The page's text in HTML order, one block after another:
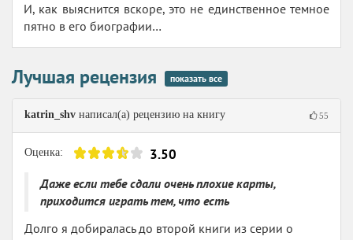
И, как выяснится вскоре, это не единственное темное
пятно в его биографии…
Лучшая рецензия показать все
katrin_shv написал(а) рецензию на книгу 55
Оценка: 3.50
Даже если тебе сдали очень плохие карты,
приходится играть тем, что есть
Долго я добиралась до второй книги из серии о